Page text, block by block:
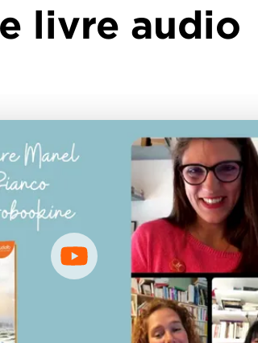
livre audio